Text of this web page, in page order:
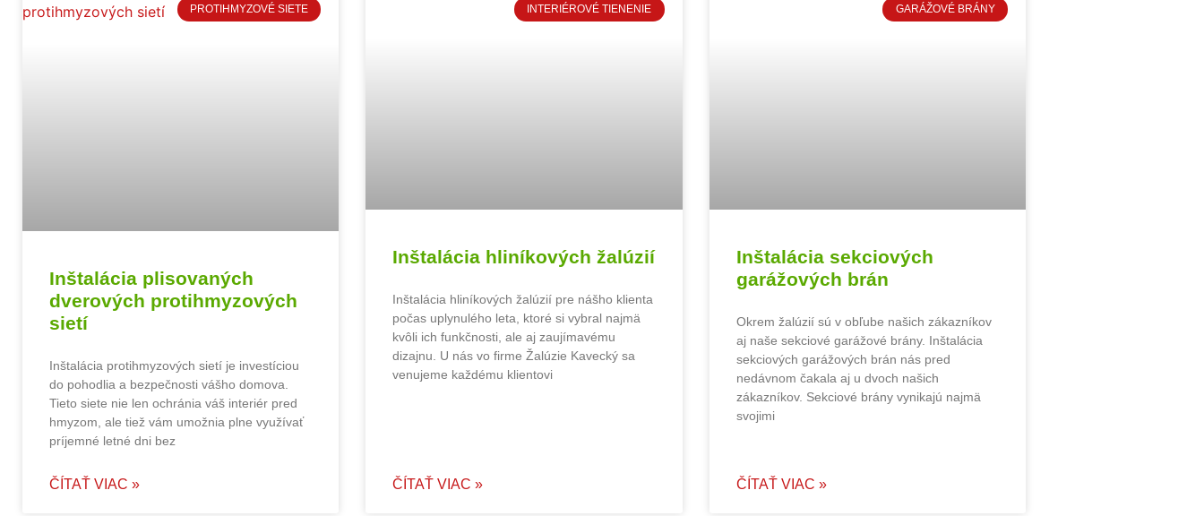
PROTIHMYZOVÉ SIETE
Inštalácia plisovaných
dverových protihmyzových
sietí
Inštalácia protihmyzových sietí je investíciou
do pohodlia a bezpečnosti vášho domova.
Tieto siete nie len ochránia váš interiér pred
hmyzom, ale tiež vám umožnia plne využívať
príjemné letné dni bez
ČÍTAŤ VIAC »
INTERIÉROVÉ TIENENIE
Inštalácia hliníkových žalúzií
Inštalácia hliníkových žalúzií pre nášho klienta
počas uplynulého leta, ktoré si vybral najmä
kvôli ich funkčnosti, ale aj zaujímavému
dizajnu. U nás vo firme Žalúzie Kavecký sa
venujeme každému klientovi
ČÍTAŤ VIAC »
GARÁŽOVÉ BRÁNY
Inštalácia sekciových
garážových brán
Okrem žalúzií sú v obľube našich zákazníkov
aj naše sekciové garážové brány. Inštalácia
sekciových garážových brán nás pred
nedávnom čakala aj u dvoch našich
zákazníkov. Sekciové brány vynikajú najmä
svojimi
ČÍTAŤ VIAC »